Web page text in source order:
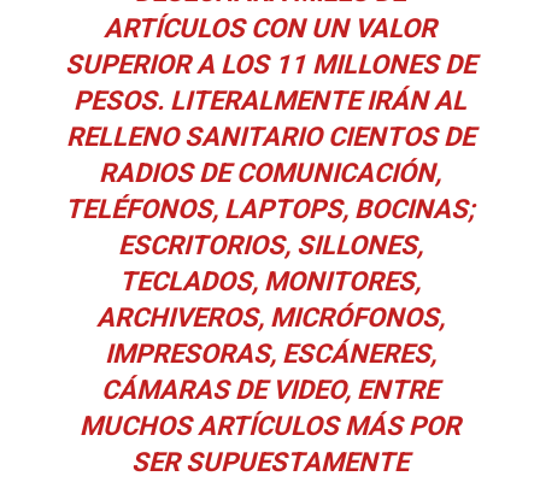
ARTÍCULOS CON UN VALOR
SUPERIOR A LOS 11 MILLONES DE
PESOS. LITERALMENTE IRÁN AL
RELLENO SANITARIO CIENTOS DE
RADIOS DE COMUNICACIÓN,
TELÉFONOS, LAPTOPS, BOCINAS;
ESCRITORIOS, SILLONES,
TECLADOS, MONITORES,
ARCHIVEROS, MICRÓFONOS,
IMPRESORAS, ESCÁNERES,
CÁMARAS DE VIDEO, ENTRE
MUCHOS ARTÍCULOS MÁS POR
SER SUPUESTAMENTE